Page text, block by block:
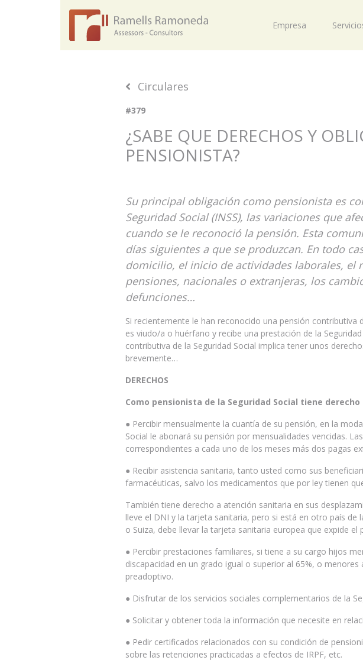
Empresa
Circulares
#379
¿SABE QUE DERECHOS Y
PENSIONISTA?
Su principal obligación como pensionista es
Seguridad Social (INSS), las variaciones que
cuando se le reconoció la pensión. Esta
días siguientes a que se produzcan. En todo
domicilio, el inicio de actividades laborales, el
pensiones, nacionales o extranjeras, los
defunciones…
Si recientemente le han reconocido una pensión
es viudo/a o huérfano y recibe una prestación de la
contributiva de la Seguridad Social implica tener unos
brevemente…
DERECHOS
Como pensionista de la Seguridad Social tiene derecho
● Percibir mensualmente la cuantía de su pensión, en la
Social le abonará su pensión por mensualidades vencidas.
correspondientes a cada uno de los meses más dos pagas
● Recibir asistencia sanitaria, tanto usted como sus
farmacéuticas, salvo los medicamentos que por ley tienen
También tiene derecho a atención sanitaria en sus
lleve el DNI y la tarjeta sanitaria, pero si está en otro país de
o Suiza, debe llevar la tarjeta sanitaria europea que expide el
● Percibir prestaciones familiares, si tiene a su cargo hijos
discapacidad en un grado igual o superior al 65%, o
preadoptivo.
● Disfrutar de los servicios sociales complementarios de la
● Solicitar y obtener toda la información que necesite en
● Pedir certificados relacionados con su condición de
sobre las retenciones practicadas a efectos de IRPF, etc.